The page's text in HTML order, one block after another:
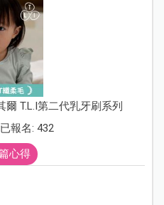
爾 T.L.I第二代乳牙刷系列
報名: 432
心得